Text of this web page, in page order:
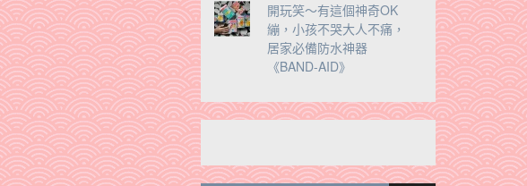
開玩笑～有這個神奇OK
繃，小孩不哭大人不痛，
居家必備防水神器
《BAND-AID》